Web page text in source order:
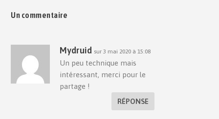
Un commentaire
Mydruid sur 3 mai 2020 à 15:08
Un peu technique mais
intéressant, merci pour le
partage !
RÉPONSE